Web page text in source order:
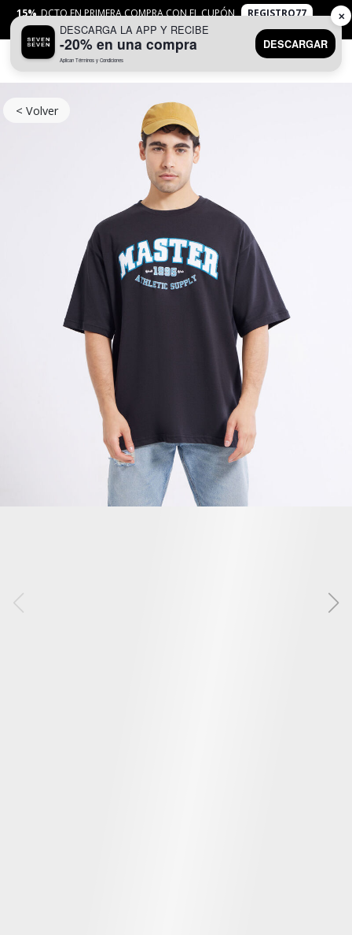
15% DCTO EN PRIMERA COMPRA CON EL CUPÓN
REGISTRO77
APLICANTYC
< Volver
DESCARGA LA APP Y RECIBE
-20% en una compra
Aplican Términos y Condiciones
DESCARGAR
✕